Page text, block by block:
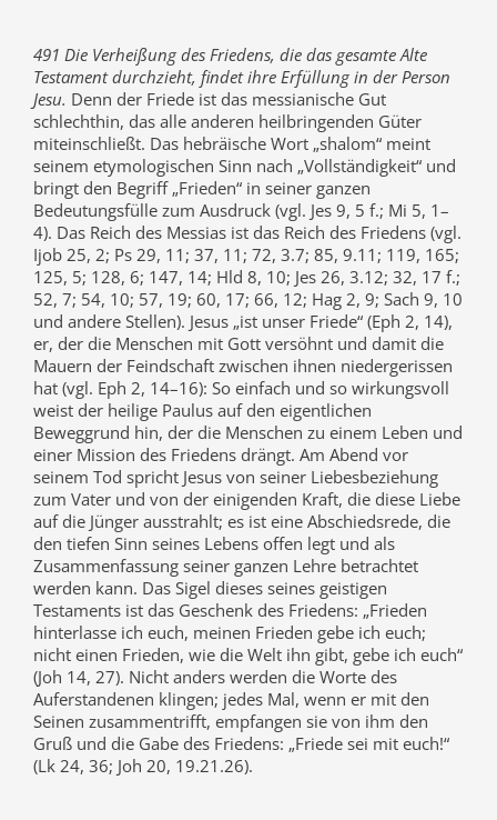
491 Die Verheißung des Friedens, die das gesamte Alte
Testament durchzieht, findet ihre Erfüllung in der Person
Jesu. Denn der Friede ist das messianische Gut
schlechthin, das alle anderen heilbringenden Güter
miteinschließt. Das hebräische Wort „shalom“ meint
seinem etymologischen Sinn nach „Vollständigkeit“ und
bringt den Begriff „Frieden“ in seiner ganzen
Bedeutungsfülle zum Ausdruck (vgl. Jes 9, 5 f.; Mi 5, 1–
4). Das Reich des Messias ist das Reich des Friedens (vgl.
Ijob 25, 2; Ps 29, 11; 37, 11; 72, 3.7; 85, 9.11; 119, 165;
125, 5; 128, 6; 147, 14; Hld 8, 10; Jes 26, 3.12; 32, 17 f.;
52, 7; 54, 10; 57, 19; 60, 17; 66, 12; Hag 2, 9; Sach 9, 10
und andere Stellen). Jesus „ist unser Friede“ (Eph 2, 14),
er, der die Menschen mit Gott versöhnt und damit die
Mauern der Feindschaft zwischen ihnen niedergerissen
hat (vgl. Eph 2, 14–16): So einfach und so wirkungsvoll
weist der heilige Paulus auf den eigentlichen
Beweggrund hin, der die Menschen zu einem Leben und
einer Mission des Friedens drängt. Am Abend vor
seinem Tod spricht Jesus von seiner Liebesbeziehung
zum Vater und von der einigenden Kraft, die diese Liebe
auf die Jünger ausstrahlt; es ist eine Abschiedsrede, die
den tiefen Sinn seines Lebens offen legt und als
Zusammenfassung seiner ganzen Lehre betrachtet
werden kann. Das Sigel dieses seines geistigen
Testaments ist das Geschenk des Friedens: „Frieden
hinterlasse ich euch, meinen Frieden gebe ich euch;
nicht einen Frieden, wie die Welt ihn gibt, gebe ich euch“
(Joh 14, 27). Nicht anders werden die Worte des
Auferstandenen klingen; jedes Mal, wenn er mit den
Seinen zusammentrifft, empfangen sie von ihm den
Gruß und die Gabe des Friedens: „Friede sei mit euch!“
(Lk 24, 36; Joh 20, 19.21.26).